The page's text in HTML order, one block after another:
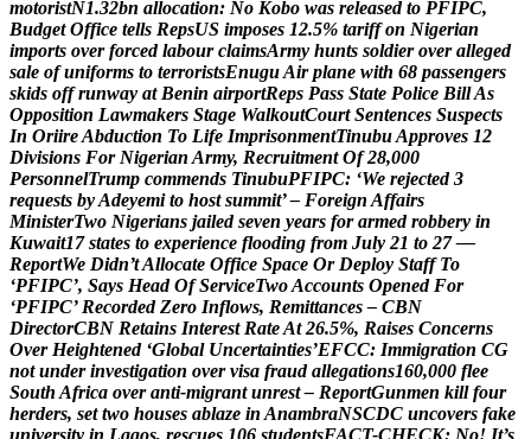
motoristN1.32bn allocation: No Kobo was released to PFIPC,
Budget Office tells RepsUS imposes 12.5% tariff on Nigerian
imports over forced labour claimsArmy hunts soldier over alleged
sale of uniforms to terroristsEnuguAir plane with 68 passengers
skids off runway at Benin airportReps Pass State Police BillAs
Opposition Lawmakers Stage WalkoutCourt Sentences Suspects
In OriireAbduction To Life ImprisonmentTinubuApproves 12
Divisions For Nigerian Army, Recruitment Of 28,000
PersonnelTrump commends TinubuPFIPC: ‘We rejected 3
requests byAdeyemi to host summit’ – Foreign Affairs
MinisterTwo Nigerians jailed seven years for armed robbery in
Kuwait17 states to experience flooding from July 21 to 27 —
ReportWe Didn’tAllocate Office Space Or Deploy Staff To
‘PFIPC’, Says Head Of ServiceTwoAccounts Opened For
‘PFIPC’ Recorded Zero Inflows, Remittances – CBN
DirectorCBN Retains Interest RateAt 26.5%, Raises Concerns
Over Heightened ‘Global Uncertainties’EFCC: Immigration CG
not under investigation over visa fraud allegations160,000 flee
South Africa over anti-migrant unrest – ReportGunmen kill four
herders, set two houses ablaze in AnambraNSCDC uncovers fake